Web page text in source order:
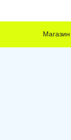
Магазин